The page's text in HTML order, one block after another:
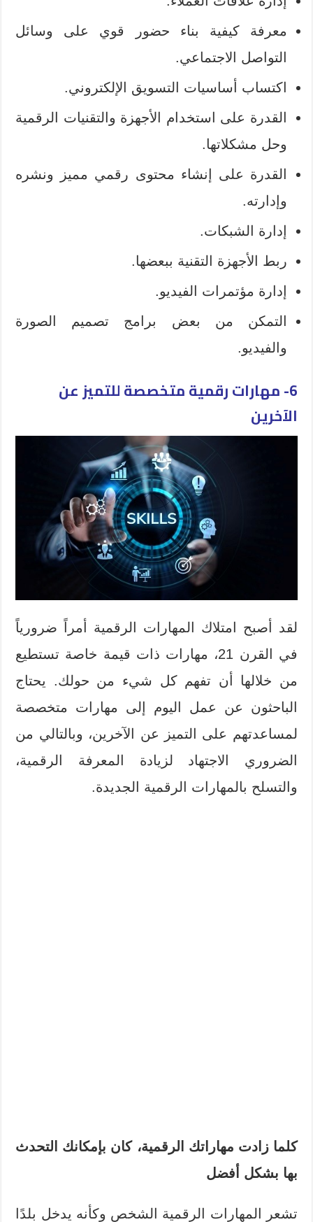
معرفة كيفية بناء حضور قوي على وسائل
التواصل الاجتماعي.
اكتساب أساسيات التسويق الإلكتروني.
القدرة على استخدام الأجهزة والتقنيات الرقمية
وحل مشكلاتها.
القدرة على إنشاء محتوى رقمي مميز ونشره
وإدارته.
إدارة الشبكات.
ربط الأجهزة التقنية ببعضها.
إدارة مؤتمرات الفيديو.
التمكن من بعض برامج تصميم الصورة
والفيديو.
6- مهارات رقمية متخصصة للتميز عن
الآخرين
لقد أصبح امتلاك المهارات الرقمية أمراً ضرورياً
في القرن 21، مهارات ذات قيمة خاصة تستطيع
من خلالها أن تفهم كل شيء من حولك. يحتاج
الباحثون عن عمل اليوم إلى مهارات متخصصة
لمساعدتهم على التميز عن الآخرين، وبالتالي من
الضروري الاجتهاد لزيادة المعرفة الرقمية،
والتسلح بالمهارات الرقمية الجديدة.
كلما زادت مهاراتك الرقمية، كان بإمكانك التحدث
بها بشكل أفضل
تشعر المهارات الرقمية الشخص وكأنه يدخل بلدًا